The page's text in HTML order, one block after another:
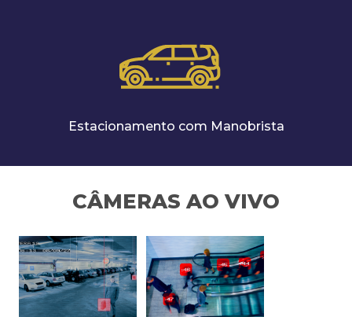
Estacionamento com Manobrista
CÂMERAS AO VIVO